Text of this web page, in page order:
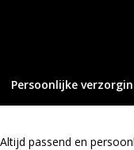
Persoonlijke
Altijd passend en